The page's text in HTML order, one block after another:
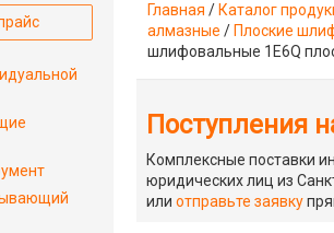
Главная / Каталог
алмазные / Плоские
шлифовальные 1Е6Q
Поступления
Комплексные поставки
юридических лиц из
илиотправьте заявку